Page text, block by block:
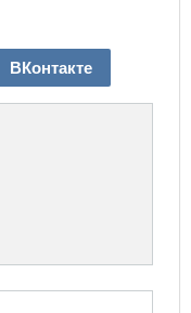
ВКонтакте